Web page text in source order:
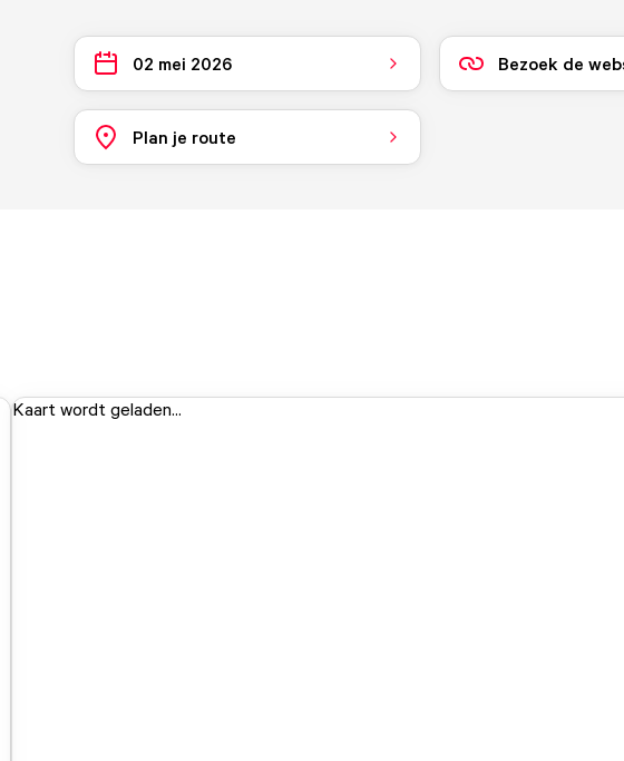
02 mei 2026 Bezoek de
Plan je route
Kaart wordt geladen...